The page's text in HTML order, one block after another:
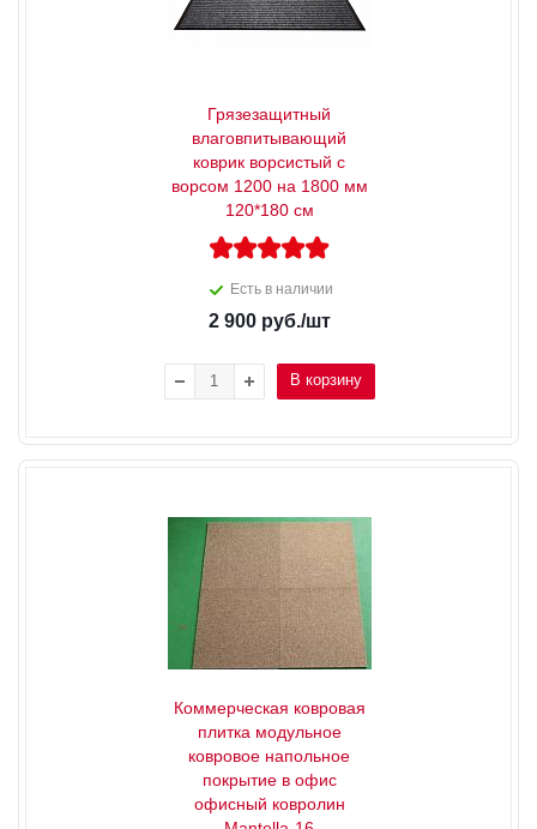
Грязезащитный
влаговпитывающий
коврик ворсистый с
ворсом 1200 на 1800 мм
120*180 см
Есть в наличии
2 900руб./шт
В корзину
Коммерческая ковровая
плитка модульное
ковровое напольное
покрытие в офис
офисный ковролин